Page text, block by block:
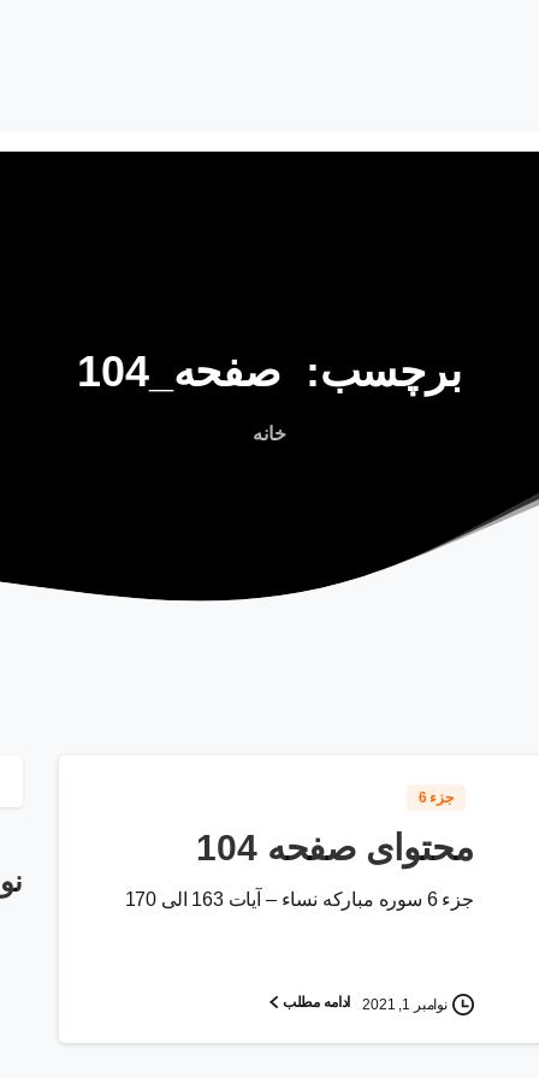
برچسب: صفحه_104
خانه
جزء 6
محتوای صفحه 104
جزء 6 سوره مبارکه نساء – آیات 163 الی 170
نوامبر 1, 2021 ادامه مطلب